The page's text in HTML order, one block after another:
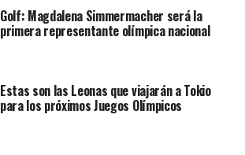
Golf: Magdalena Simmermacher será la
primera representante olímpica nacional
Estas son las Leonas que viajarán a Tokio
para los próximos Juegos Olímpicos